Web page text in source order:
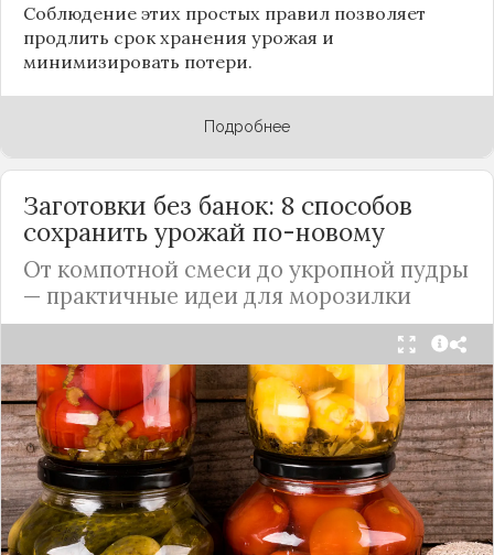
Соблюдение этих простых правил позволяет
продлить срок хранения урожая и
минимизировать потери.
Подробнее
Заготовки без банок: 8 способов
сохранить урожай по-новому
От компотной смеси до укропной пудры
— практичные идеи для морозилки
Каждый год, когда приходит пора богатого
урожая, я стараюсь сохранить максимум летних
витаминов. Закатки в банки — это, безусловно,
классика, которая никуда не уходит из нашей
жизни. Но современный подход к хранению
продуктов показывает, что есть и более простые,
быстрые и удобные способы.